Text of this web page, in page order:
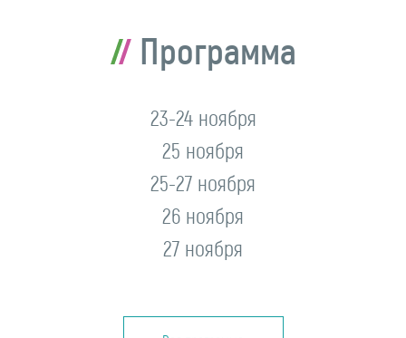
Программа
23-24 ноября
25 ноября
25-27 ноября
26 ноября
27 ноября